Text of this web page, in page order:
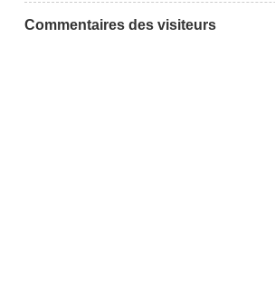
Commentaires des visiteurs